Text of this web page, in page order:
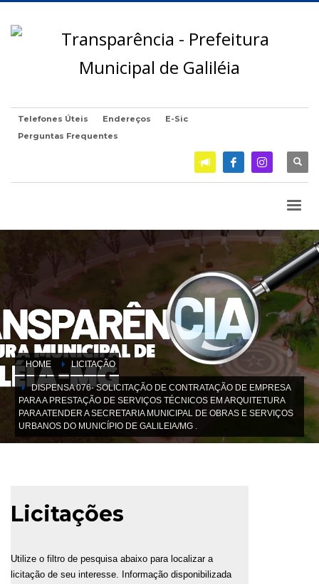
Telefones Úteis Endereços
E-Sic
Perguntas Frequentes
HOME LICITAÇÃO
DISPENSA 076- SOLICITAÇÃO DE CONTRATAÇÃO DE EMPRESA
PARA A PRESTAÇÃO DE SERVIÇOS TÉCNICOS EM ARQUITETURA
PARA ATENDER A SECRETARIA MUNICIPAL DE OBRAS E SERVIÇOS
URBANOS DO MUNICÍPIO DE GALILEIA/MG .
Licitações
Utilize o filtro de pesquisa abaixo para localizar a
licitação de seu interesse. Informação disponibilizada